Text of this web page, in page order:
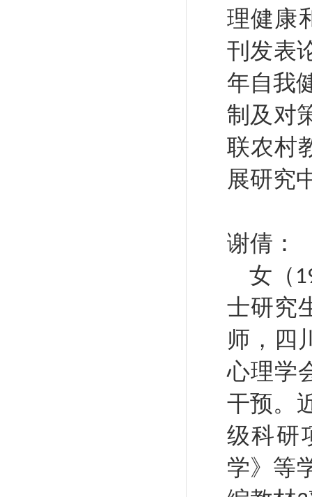
理健康
刊发表
年自我
制及对
联农村
展研究
谢倩：
女（
士研究
师， 四
心理学
干预。
级科研
学》等